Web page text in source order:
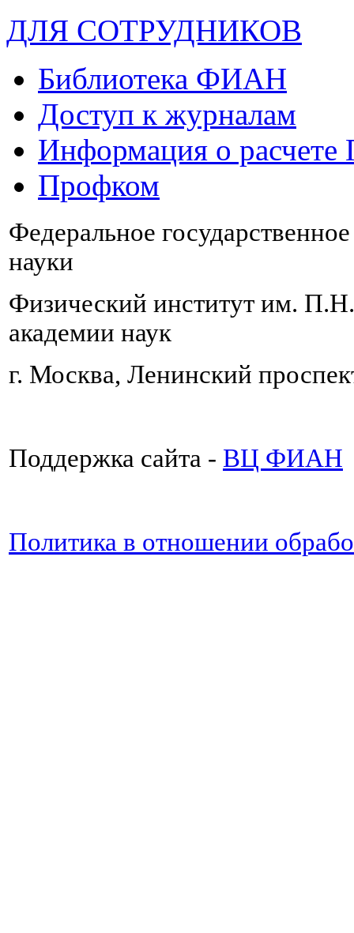
ДЛЯ СОТРУДНИКОВ
Библиотека ФИАН
Доступ к журналам
Информация о
Профком
Федеральное
науки
Физический институт им.
академии наук
г. Москва, Ленинский
Поддержка сайта - ВЦ ФИАН
Политика в отношении